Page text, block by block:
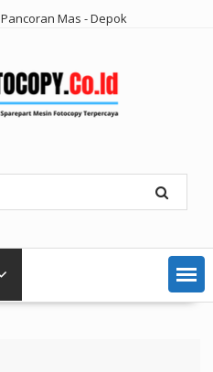
Pancoran Mas - Depok